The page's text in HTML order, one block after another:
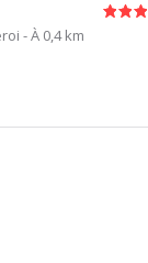
- À 0,4 km